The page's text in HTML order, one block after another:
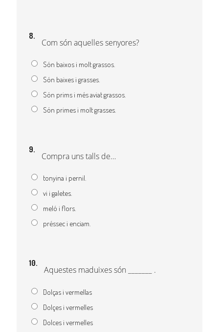
8.
Com són aquelles senyores?
Són baixos i molt grassos.
Són baixes i grasses.
Són prims i més aviat grassos.
Són primes i molt grasses.
9.
Compra uns talls de…
tonyina i pernil.
vi i galetes.
meló i flors.
préssec i enciam.
10.
Aquestes maduixes són _______ .
Dolças i vermellas
Dolçes i vermelles
Dolces i vermelles